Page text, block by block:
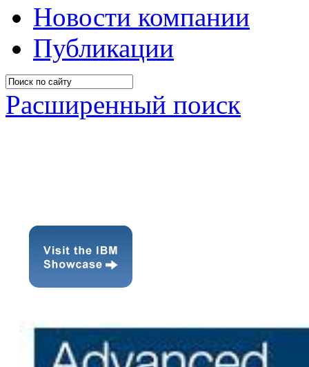
Новости компании
Публикации
Расширенный поиск